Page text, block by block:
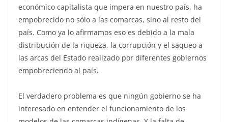
económico capitalista que impera en nuestro país, ha
empobrecido no sólo a las comarcas, sino al resto del
país. Como ya lo afirmamos eso es debido a la mala
distribución de la riqueza, la corrupción y el saqueo a
las arcas del Estado realizado por diferentes gobiernos
empobreciendo al país.
El verdadero problema es que ningún gobierno se ha
interesado en entender el funcionamiento de los